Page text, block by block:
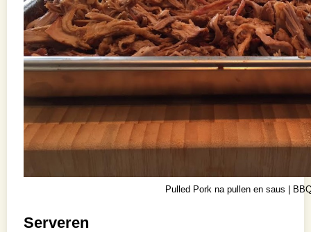
Pulled Pork na pullen en saus |
Serveren